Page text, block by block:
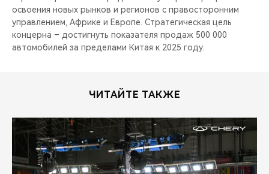
освоения новых рынков и регионов с правосторонним
управлением, Африке и Европе. Стратегическая цель
концерна – достигнуть показателя продаж 500 000
автомобилей за пределами Китая к 2025 году.
ЧИТАЙТЕ ТАКЖЕ